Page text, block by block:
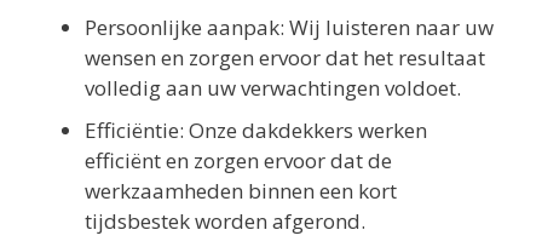
Persoonlijke aanpak: Wij luisteren naar uw
wensen en zorgen ervoor dat het resultaat
volledig aan uw verwachtingen voldoet.
Efficiëntie: Onze dakdekkers werken
efficiënt en zorgen ervoor dat de
werkzaamheden binnen een kort
tijdsbestek worden afgerond.